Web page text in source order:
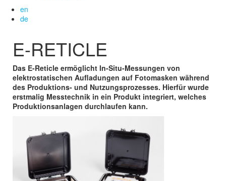
en
de
E-RETICLE
Das E-Reticle ermöglicht In-Situ-Messungen von
elektrostatischen Aufladungen auf Fotomasken während
des Produktions- und Nutzungsprozesses. Hierfür wurde
erstmalig Messtechnik in ein Produkt integriert, welches
Produktionsanlagen durchlaufen kann.